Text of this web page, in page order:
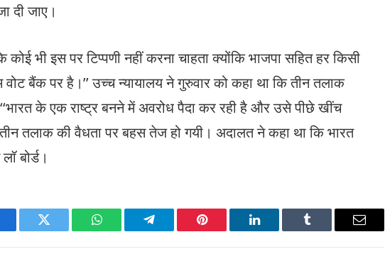
दी जाए।
कोई भी इस पर टिप्पणी नहीं करना चाहता क्योंकि भाजपा सहित हर किसी
वोट बैंक पर है।’’ उच्च न्यायालय ने गुरुवार को कहा था कि तीन तलाक
के एक राष्ट्र बनने में अवरोध पैदा कर रही है और उसे पीछे खींच
तीन तलाक की वैधता पर बहस तेज हो गयी। अदालत ने कहा था कि भारत
बोर्ड।
Twitter WhatsAppTelegram Pinterest LinkedIn Tumblr Email